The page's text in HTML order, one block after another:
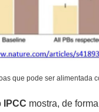
que pode ser alimentada
IPCC mostra, de